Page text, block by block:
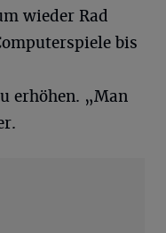
wieder Rad
bis
erhöhen. „Man